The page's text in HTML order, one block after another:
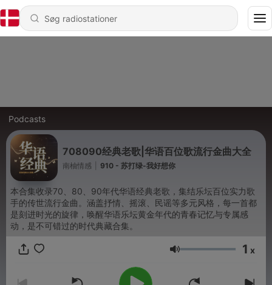
Podcasts
708090经典老歌|华语百位歌流行金曲大全
南柚情感 910 - 苏打绿-我好想你
本合集收录70、80、90年代华语经典老歌，集结乐坛百位实力歌
手的传世流行金曲。涵盖抒情、摇滚、民谣等多元风格，每一首都
是刻进时光的旋律，唤醒华语乐坛黄金年代的青春记忆与专属感
动，是不可错过的时代典藏合集。
Lydstyrke 1 x